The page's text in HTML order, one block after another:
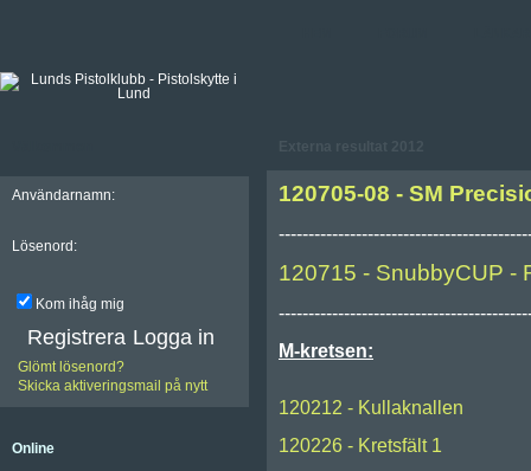
Användarnamn:
Lösenord:
Kom ihåg mig
Registrera
Glömt lösenord?
Skicka aktiveringsmail på nytt
Online
120705-08 - SM
120715 - SnubbyCUP -
M-kretsen:
120212 - Kullaknallen
120226 - Kretsfält 1